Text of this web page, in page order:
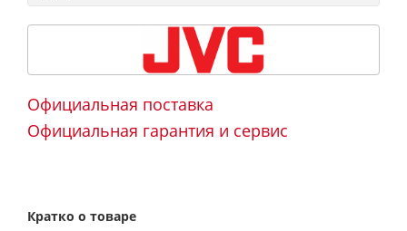
Официальная поставка
Официальная гарантия и сервис
Кратко о товаре